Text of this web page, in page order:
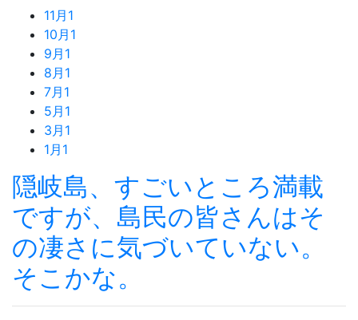
11月 1
10月 1
9月 1
8月 1
7月 1
5月 1
3月 1
1月 1
隠岐島、すごいところ満載
ですが、島民の皆さんはそ
の凄さに気づいていない。
そこかな。